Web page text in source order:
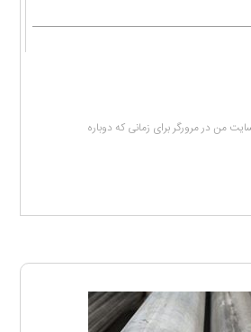
من در مرورگر برای زمانی که دوباره